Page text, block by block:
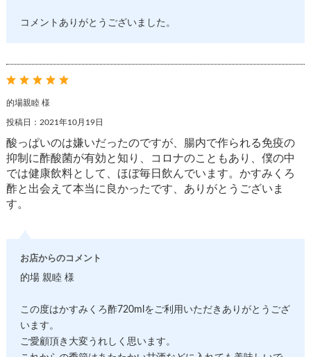
コメントありがとうございました。
的場親睦 様
投稿日：2021年10月19日
酸っぱいのは嫌いだったのですが、腸内で作られる免疫の
抑制に酢酸菌が有効と知り、コロナのこともあり、僕の中
では健康飲料として、ほぼ毎日飲んでいます。かすみくろ
酢と出会えて本当に良かったです、ありがとうございま
す。
お店からのコメント
的場 親睦 様
この度はかすみくろ酢720mlをご利用いただきありがとうござ
います。
ご愛顧頂き大変うれしく思います。